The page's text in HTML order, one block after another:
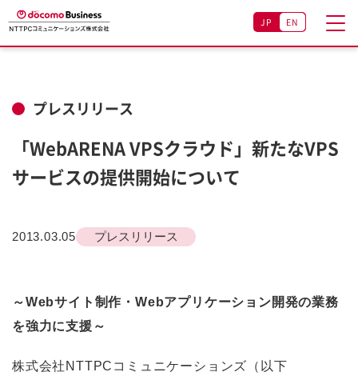
JP EN
プレスリリース
「WebARENA VPSクラウド」新たなVPS
サービスの提供開始について
2013.03.05 プレスリリース
～Webサイト制作・Webアプリケーション開発の業務
を強力に支援～
株式会社NTTPCコミュニケーションズ（以下